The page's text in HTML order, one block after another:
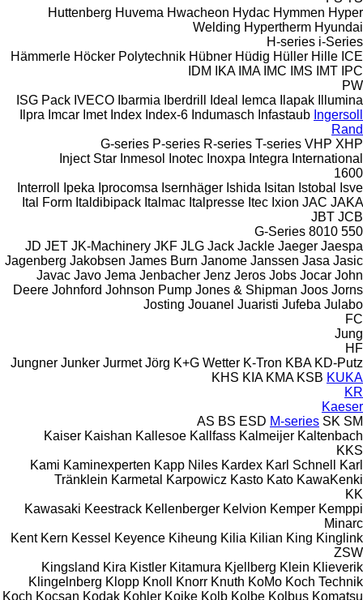
Huttenberg Huvema Hwacheon Hydac Hymmen Hyper
Welding Hypertherm Hyundai
H-series i-Series
Hämmerle Höcker Polytechnik Hübner Hüdig Hüller Hille ICE
IDM
IKA IMA IMC IMS IMT IPC
PW
ISG Pack IVECO Ibarmia Iberdrill Ideal Iemca Ilapak
Illumina
Ilpra Imcar Imet Index Index-6 Indumasch Infastaub Ingersoll
Rand
G-series P-series R-series T-series VHP XHP
Inject Star Inmesol Inotec Inoxpa Integra International
1600
Interroll
Ipeka Iprocomsa Isernhäger Ishida Isitan Istobal
Isve
Ital Form Italdibipack Italmac Italpresse Itec Ixion JAC JAKA
JBT JCB
550
8010
G-Series
JD JET JK-Machinery JKF JLG Jack Jackle Jaeger Jaespa
Jagenberg Jakobsen James Burn Janome Janssen Jasa Jasic
Javac Javo Jema Jenbacher Jenz Jeros Jobs Jocar John
Deere Johnford Johnson Pump Jones & Shipman Joos Jorns
Josting Jouanel Juaristi Jufeba Julabo
FC
Jung
HF
Jungner Junker Jurmet Jörg K+G Wetter K-Tron KBA KD-Putz
KHS KIA KMA KSB KUKA
KR
Kaeser
AS BS ESD M-series SK SM
Kaiser Kaishan Kallesoe Kallfass Kalmeijer Kaltenbach
KKS
Kami Kaminexperten Kapp Niles Kardex Karl Schnell
Karl
Tränklein Karmetal Karpowicz Kasto Kato KawaKenki
KK
Kawasaki Keestrack Kellenberger Kelvion Kemper Kemppi
Minarc
Kent Kern Kessel Keyence Kiheung Kilia Kilian King Kinglink
ZSW
Kingsland Kira Kistler Kitamura Kjellberg Klein Klieverik
Klingelnberg Klopp Knoll Knorr Knuth KoMo Koch Technik
Koch Kocsan Kodak Kohler Koike Kolb Kolbe Kolbus Komatsu